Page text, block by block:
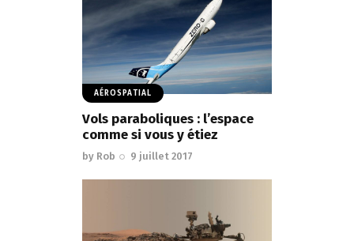
AÉROSPATIAL
Vols paraboliques : l’espace
comme si vous y étiez
by Rob 9 juillet 2017